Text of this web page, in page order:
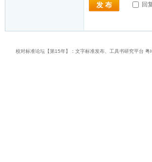
发 布 回
校对标准论坛【第15年】：文字标准发布、工具书研究平台